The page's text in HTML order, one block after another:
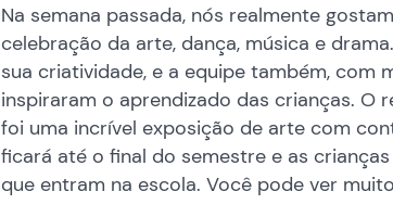
Na semana passada, nós realmente
celebração da arte, dança, música e
sua criatividade, e a equipe também, com
inspiraram o aprendizado das crianças. O
foi uma incrível exposição de arte com
ficará até o final do semestre e as
que entram na escola. Você pode ver